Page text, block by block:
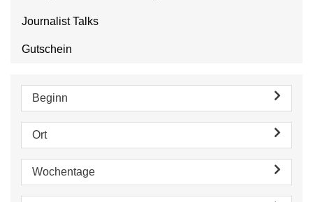
Journalist Talks
Gutschein
Beginn
Ort
Wochentage